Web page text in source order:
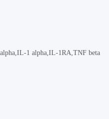
1 alpha,IL-1RA,TNF beta